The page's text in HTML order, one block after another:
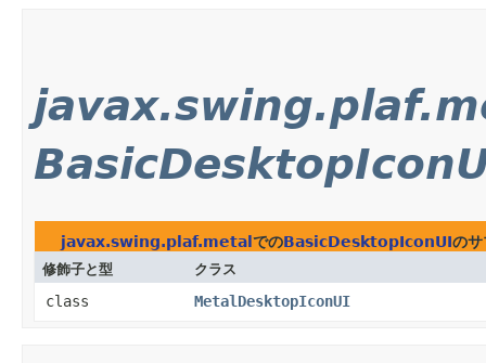
javax.swing.plaf.metal でのBasicDesktopIconUIのサ
修飾子と型 クラス
class MetalDesktopIconUI